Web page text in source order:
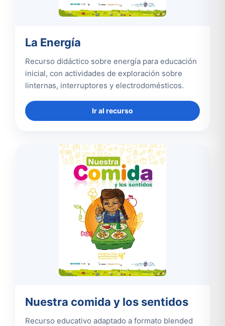
La Energía
Recurso didáctico sobre energía para educación
inicial, con actividades de exploración sobre
linternas, interruptores y electrodomésticos.
Ir al recurso
Nuestra comida y los sentidos
Recurso educativo adaptado a formato blended